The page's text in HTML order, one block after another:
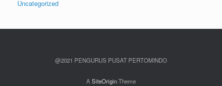
Uncategorized
@2021 PENGURUS PUSAT PERTOMINDO
ASiteOriginTheme